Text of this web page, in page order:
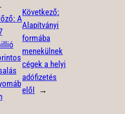
A
Következő:
Alapítványi
formába
menekülnek
cégek a helyi
adófizetés
elől
→